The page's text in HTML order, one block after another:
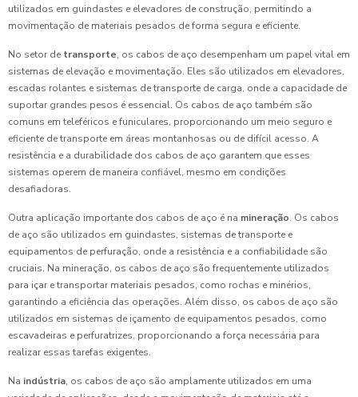
utilizados em guindastes e elevadores de construção, permitindo a
movimentação de materiais pesados de forma segura e eficiente.
No setor de transporte, os cabos de aço desempenham um papel vital em
sistemas de elevação e movimentação. Eles são utilizados em elevadores,
escadas rolantes e sistemas de transporte de carga, onde a capacidade de
suportar grandes pesos é essencial. Os cabos de aço também são
comuns em teleféricos e funiculares, proporcionando um meio seguro e
eficiente de transporte em áreas montanhosas ou de difícil acesso. A
resistência e a durabilidade dos cabos de aço garantem que esses
sistemas operem de maneira confiável, mesmo em condições
desafiadoras.
Outra aplicação importante dos cabos de aço é na mineração. Os cabos
de aço são utilizados em guindastes, sistemas de transporte e
equipamentos de perfuração, onde a resistência e a confiabilidade são
cruciais. Na mineração, os cabos de aço são frequentemente utilizados
para içar e transportar materiais pesados, como rochas e minérios,
garantindo a eficiência das operações. Além disso, os cabos de aço são
utilizados em sistemas de içamento de equipamentos pesados, como
escavadeiras e perfuratrizes, proporcionando a força necessária para
realizar essas tarefas exigentes.
Na indústria, os cabos de aço são amplamente utilizados em uma